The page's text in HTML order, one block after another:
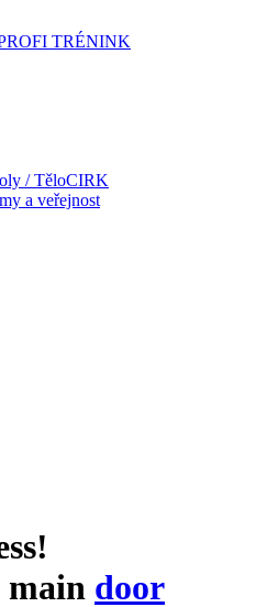
TRÉNINK
/ TěloCIRK
a veřejnost
door